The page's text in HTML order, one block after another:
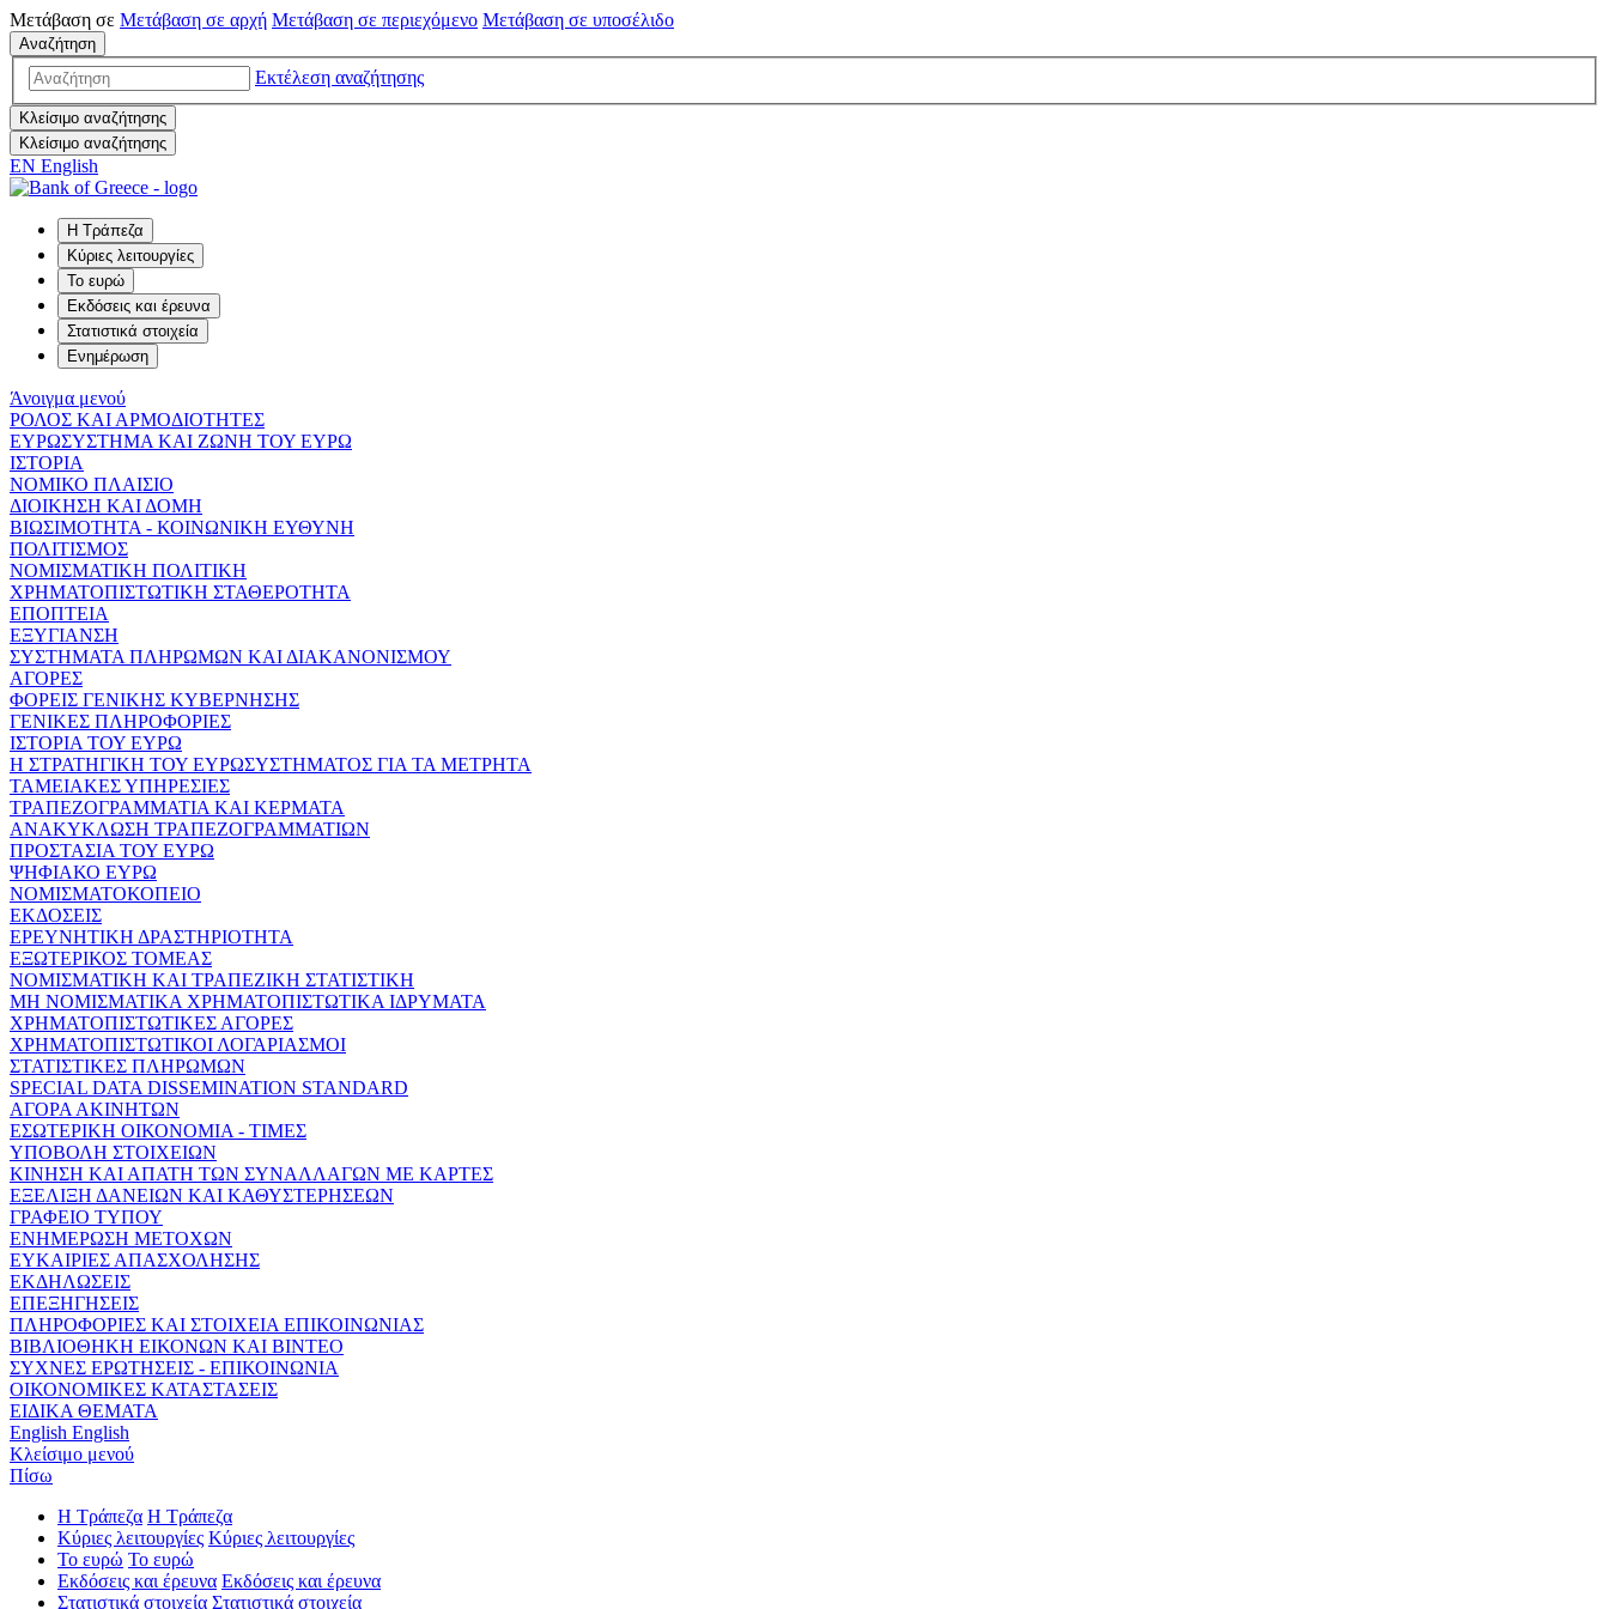
Μετάβαση σε Μετάβαση σε αρχή Μετάβαση σε περιεχόμενο Μετάβαση σε υποσέλιδο
Αναζήτηση
Εκτέλεση αναζήτησης
Κλείσιμο αναζήτησης
Κλείσιμο αναζήτησης
EN English
Η Τράπεζα
Κύριες λειτουργίες
Το ευρώ
Εκδόσεις και έρευνα
Στατιστικά στοιχεία
Ενημέρωση
Άνοιγμα μενού
ΡΟΛΟΣ ΚΑΙ ΑΡΜΟΔΙΟΤΗΤΕΣ
ΕΥΡΩΣΥΣΤΗΜΑ ΚΑΙ ΖΩΝΗ ΤΟΥ ΕΥΡΩ
ΙΣΤΟΡΙΑ
ΝΟΜΙΚΟ ΠΛΑΙΣΙΟ
ΔΙΟΙΚΗΣΗ ΚΑΙ ΔΟΜΗ
ΒΙΩΣΙΜΟΤΗΤΑ - ΚΟΙΝΩΝΙΚΗ ΕΥΘΥΝΗ
ΠΟΛΙΤΙΣΜΟΣ
ΝΟΜΙΣΜΑΤΙΚΗ ΠΟΛΙΤΙΚΗ
ΧΡΗΜΑΤΟΠΙΣΤΩΤΙΚΗ ΣΤΑΘΕΡΟΤΗΤΑ
ΕΠΟΠΤΕΙΑ
ΕΞΥΓΙΑΝΣΗ
ΣΥΣΤΗΜΑΤΑ ΠΛΗΡΩΜΩΝ ΚΑΙ ΔΙΑΚΑΝΟΝΙΣΜΟΥ
ΑΓΟΡΕΣ
ΦΟΡΕΙΣ ΓΕΝΙΚΗΣ ΚΥΒΕΡΝΗΣΗΣ
ΓΕΝΙΚΕΣ ΠΛΗΡΟΦΟΡΙΕΣ
ΙΣΤΟΡΙΑ ΤΟΥ ΕΥΡΩ
Η ΣΤΡΑΤΗΓΙΚΗ ΤΟΥ ΕΥΡΩΣΥΣΤΗΜΑΤΟΣ ΓΙΑ ΤΑ ΜΕΤΡΗΤΑ
ΤΑΜΕΙΑΚΕΣ ΥΠΗΡΕΣΙΕΣ
ΤΡΑΠΕΖΟΓΡΑΜΜΑΤΙΑ ΚΑΙ ΚΕΡΜΑΤΑ
ΑΝΑΚΥΚΛΩΣΗ ΤΡΑΠΕΖΟΓΡΑΜΜΑΤΙΩΝ
ΠΡΟΣΤΑΣΙΑ ΤΟΥ ΕΥΡΩ
ΨΗΦΙΑΚΟ ΕΥΡΩ
ΝΟΜΙΣΜΑΤΟΚΟΠΕΙΟ
ΕΚΔΟΣΕΙΣ
ΕΡΕΥΝΗΤΙΚΗ ΔΡΑΣΤΗΡΙΟΤΗΤΑ
ΕΞΩΤΕΡΙΚΟΣ ΤΟΜΕΑΣ
ΝΟΜΙΣΜΑΤΙΚΗ ΚΑΙ ΤΡΑΠΕΖΙΚΗ ΣΤΑΤΙΣΤΙΚΗ
ΜΗ ΝΟΜΙΣΜΑΤΙΚΑ ΧΡΗΜΑΤΟΠΙΣΤΩΤΙΚΑ ΙΔΡΥΜΑΤΑ
ΧΡΗΜΑΤΟΠΙΣΤΩΤΙΚΕΣ ΑΓΟΡΕΣ
ΧΡΗΜΑΤΟΠΙΣΤΩΤΙΚΟΙ ΛΟΓΑΡΙΑΣΜΟΙ
ΣΤΑΤΙΣΤΙΚΕΣ ΠΛΗΡΩΜΩΝ
SPECIAL DATA DISSEMINATION STANDARD
ΑΓΟΡΑ ΑΚΙΝΗΤΩΝ
ΕΣΩΤΕΡΙΚΗ ΟΙΚΟΝΟΜΙΑ - ΤΙΜΕΣ
ΥΠΟΒΟΛΗ ΣΤΟΙΧΕΙΩΝ
ΚΙΝΗΣΗ ΚΑΙ ΑΠΑΤΗ ΤΩΝ ΣΥΝΑΛΛΑΓΩΝ ΜΕ ΚΑΡΤΕΣ
ΕΞΕΛΙΞΗ ΔΑΝΕΙΩΝ ΚΑΙ ΚΑΘΥΣΤΕΡΗΣΕΩΝ
ΓΡΑΦΕΙΟ ΤΥΠΟΥ
ΕΝΗΜΕΡΩΣΗ ΜΕΤΟΧΩΝ
ΕΥΚΑΙΡΙΕΣ ΑΠΑΣΧΟΛΗΣΗΣ
ΕΚΔΗΛΩΣΕΙΣ
ΕΠΕΞΗΓΗΣΕΙΣ
ΠΛΗΡΟΦΟΡΙΕΣ ΚΑΙ ΣΤΟΙΧΕΙΑ ΕΠΙΚΟΙΝΩΝΙΑΣ
ΒΙΒΛΙΟΘΗΚΗ ΕΙΚΟΝΩΝ ΚΑΙ ΒΙΝΤΕΟ
ΣΥΧΝΕΣ ΕΡΩΤΗΣΕΙΣ - ΕΠΙΚΟΙΝΩΝΙΑ
ΟΙΚΟΝΟΜΙΚΕΣ ΚΑΤΑΣΤΑΣΕΙΣ
ΕΙΔΙΚΑ ΘΕΜΑΤΑ
English English
Κλείσιμο μενού
Πίσω
Η Τράπεζα Η Τράπεζα
Κύριες λειτουργίες Κύριες λειτουργίες
Το ευρώ Το ευρώ
Εκδόσεις και έρευνα Εκδόσεις και έρευνα
Στατιστικά στοιχεία Στατιστικά στοιχεία